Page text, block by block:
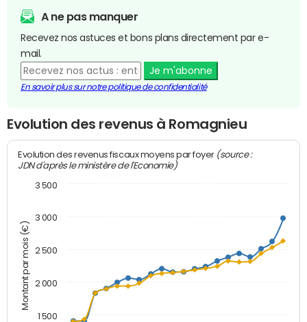
A ne pas manquer
Recevez nos astuces et bons plans directement par e-
mail.
Je m'abonne
En savoir plus sur notre politique de confidentialité
Evolution des revenus à Romagnieu
Montant par mois (€)
Evolution des revenus fiscaux moyens par foyer (source :
JDN d'après le ministère de l'Economie)
1 500
2 000
2 500
3 000
3 500